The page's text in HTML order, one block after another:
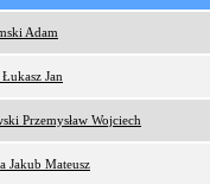
Adam
Łukasz Jan
Przemysław Wojciech
Jakub Mateusz